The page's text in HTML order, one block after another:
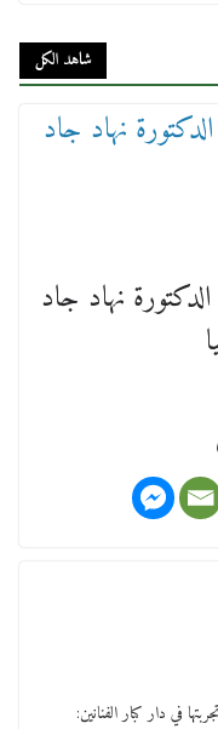
يناهز ال99 عاما وشهر رحيل شقيق ميشيل
الماضي
شاهد الكل
نهاد جاد
في دار كبار الفنانين: